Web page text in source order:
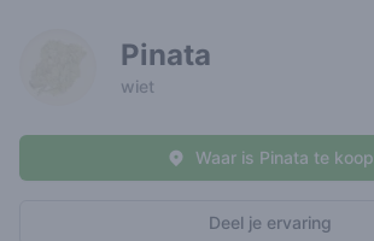
Pinata
wiet
Deel je ervaring
Waar is Pinata te koop